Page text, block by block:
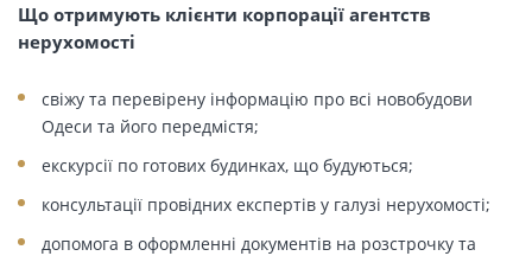
Що отримують клієнти корпорації агентств
нерухомості
свіжу та перевірену інформацію про всі новобудови
Одеси та його передмістя;
екскурсії по готових будинках, що будуються;
консультації провідних експертів у галузі нерухомості;
допомога в оформленні документів на розстрочку та